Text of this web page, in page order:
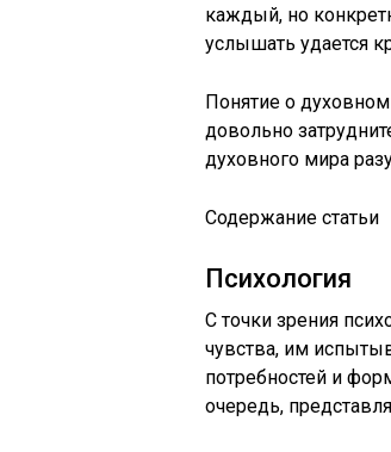
каждый, но
услышать удается
Понятие о
довольно
духовного мира
Содержание статьи
Психология
С точки зрения
чувства, им
потребностей и
очередь,